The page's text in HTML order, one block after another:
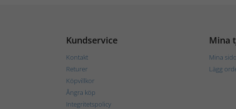
Kundservice
Kontakt
Returer
Köpvillkor
Ångra köp
Integritetspolicy
Mina
Mina
Lägg